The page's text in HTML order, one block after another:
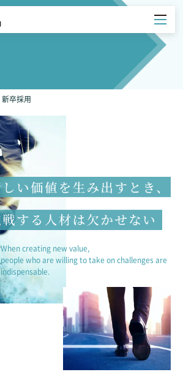
新卒採用
When creating new value,
people who are willing to take on challenges are
indispensable.